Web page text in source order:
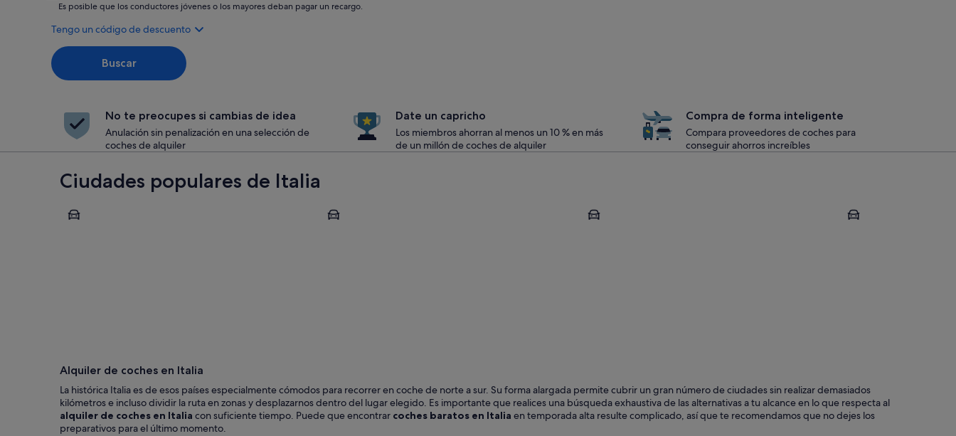
Es posible que los conductores jóvenes o los mayores deban pagar un recargo.
Tengo un código de descuento
Buscar
No te preocupes si cambias de idea
Anulación sin penalización en una selección de
coches de alquiler
Date un capricho
Los miembros ahorran al menos un 10 % en más
de un millón de coches de alquiler
Compra de forma inteligente
Compara proveedores de coches para
conseguir ahorros increíbles
Ciudades populares de Italia
Roma Florencia Venecia Milán
Alquiler de coches en Italia
La histórica Italia es de esos países especialmente cómodos para recorrer en coche de norte a sur. Su forma alargada permite cubrir un gran número de ciudades sin realizar demasiados
kilómetros e incluso dividir la ruta en zonas y desplazarnos dentro del lugar elegido. Es importante que realices una búsqueda exhaustiva de las alternativas a tu alcance en lo que respecta al
alquiler de coches en Italia con suficiente tiempo. Puede que encontrar coches baratos en Italia en temporada alta resulte complicado, así que te recomendamos que no dejes los
preparativos para el último momento.